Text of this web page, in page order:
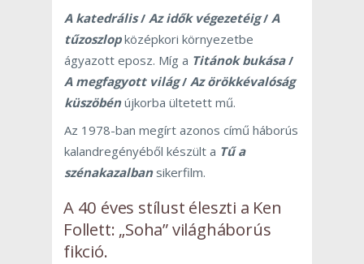
A katedrális/ Az idők végezetéig/ A
tűzoszlop középkori környezetbe
ágyazott eposz. Míg a Titánok bukása/
A megfagyott világ/ Az örökkévalóság
küszöbénújkorba ültetett mű.
Az 1978-ban megírt azonos című háborús
kalandregényéből készült a Tű a
szénakazalban sikerfilm.
A 40 éves stílust éleszti a Ken
Follett: „Soha” világháborús
fikció.